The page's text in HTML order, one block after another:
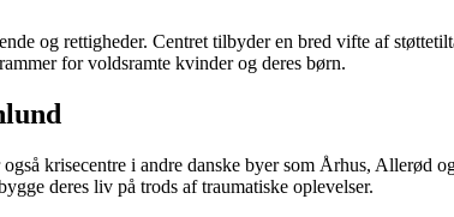
og rettigheder. Centret tilbyder en bred vifte af
for voldsramte kvinder og deres børn.
krisecentre i andre danske byer som Århus, Allerød
deres liv på trods af traumatiske oplevelser.